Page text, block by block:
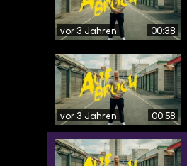
vor 3 Jahren 00:38
vor 3 Jahren 00:58